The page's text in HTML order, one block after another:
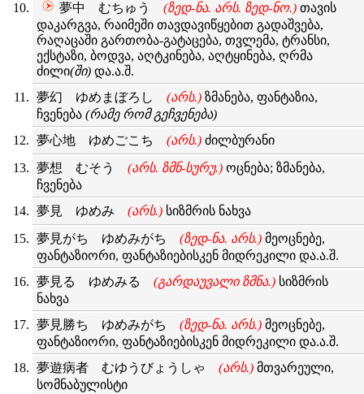
夢中 むちゅう (ზედ-ნა. არს. ზედ-ნო.) თავის
დაკარგვა, რაიმეში თავდავიწყებით გადაშვება,
რაღაცაში გართობა-გატაცება, თვლემა, ტრანსი,
ექსტაზი, ბოდვა, აღტკინება, აღტყინება, ღრმა
ძილი(ში) და.ა.შ.
夢幻 ゆめまぼろし (არს.) ზმანება, ფანტაზია,
ჩვენება (რამე რომ გეჩვენება)
夢心地 ゆめごこち (არს.) ძილბურანი
夢想 むそう (არს. ზმნ-სურუ.) ოცნება; ზმანება,
ჩვენება
夢見 ゆめみ (არს.) სიზმრის ნახვა
夢見がち ゆめみがち (ზედ-ნა. არს.) მეოცნებე,
ფანტაზიორი, ფანტაზიებისკენ მიდრეკილი და.ა.შ.
夢見る ゆめみる (გარდაუვალი ზმნა.) სიზმრის
ნახვა
夢見勝ち ゆめみがち (ზედ-ნა. არს.) მეოცნებე,
ფანტაზიორი, ფანტაზიებისკენ მიდრეკილი და.ა.შ.
夢遊病者 むゆうびょうしゃ (არს.) მთვარეული,
სომნაბულისტი